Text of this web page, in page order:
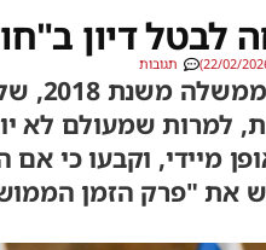
לבטל דיון
תגובות
בג"ץ
למרות שמעולם לא
את "פרק הזמן